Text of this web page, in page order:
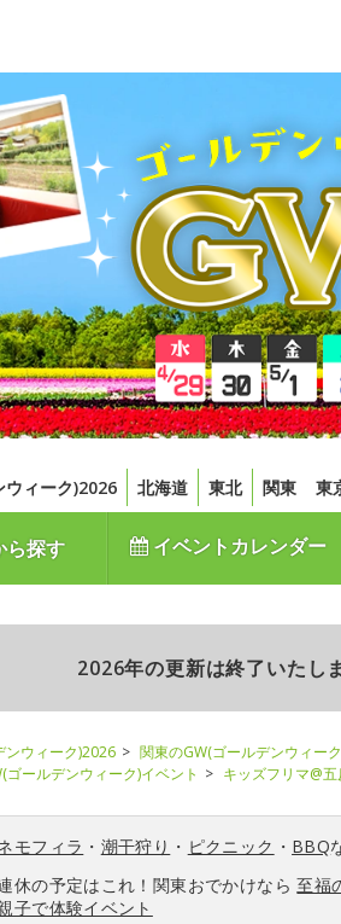
ウィーク)2026 北海道 東北 関東 東
ら探す イベントカレンダー
2026年の更新は終了いたし
ンウィーク)2026 関東のGW(ゴールデンウィー
ゴールデンウィーク)イベント
キッズフリマ@
モフィラ ・ 潮干狩り ・ ピクニック ・ BBQ
休の予定はこれ！関東おでかけなら至福
子で体験イベント